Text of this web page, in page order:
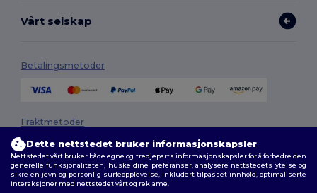
Vårt selskap
Betalingsmetoder
Fraktmetoder
Dette nettstedet bruker informasjonskapsler
Nettstedet vårt bruker både egne og tredjeparts informasjonskapsler for å forbedre den
generelle funksjonaliteten, huske dine preferanser, analysere nettstedets ytelse og
sikre en jevn og personlig surfeopplevelse, inkludert tilpasset innhold, optimaliserte
interaksjoner med nettstedet vårt og reklame.